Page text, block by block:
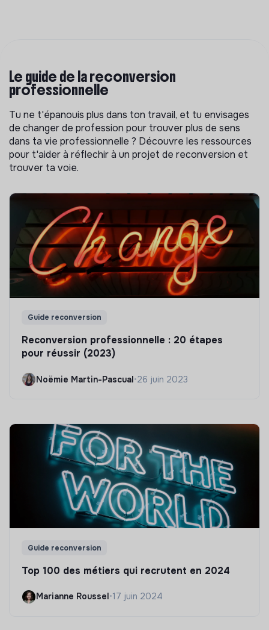
Le guide de la reconversion
professionnelle
Tu ne t'épanouis plus dans ton travail, et tu envisages
de changer de profession pour trouver plus de sens
dans ta vie professionnelle ? Découvre les ressources
pour t'aider à réflechir à un projet de reconversion et
trouver ta voie.
Guide reconversion
Reconversion professionnelle : 20 étapes
pour réussir (2023)
Noëmie Martin-Pascual•26 juin 2023
Guide reconversion
Top 100 des métiers qui recrutent en 2024
Marianne Roussel •17 juin 2024